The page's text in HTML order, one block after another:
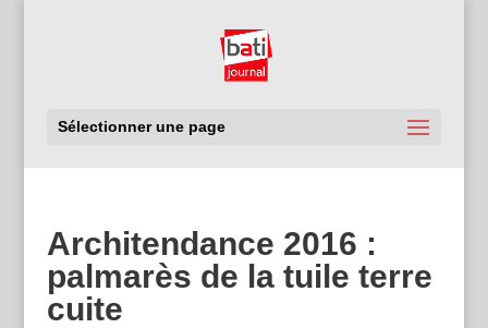
Sélectionner une page
Architendance 2016 :
palmarès de la tuile terre
cuite